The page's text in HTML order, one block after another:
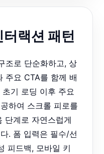
랙션 패턴
조로 단순화하고, 상
주요 CTA를 함께 배
기 로딩 이후 주요
하여 스크롤 피로를
단계로 자연스럽게
. 폼 입력은 필수/선
피드백, 모바일 키